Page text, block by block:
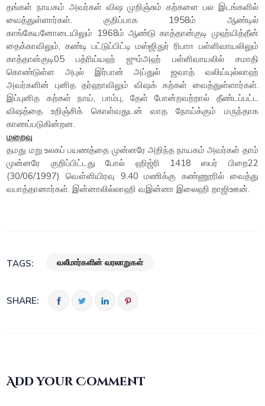
தங்கள் நாயகம் அவர்கள் விஷ முறிஞ்சும் கற்களை பல இடங்களில்
வைத்துள்ளார்கள். குறிப்பாக 1958ம் ஆண்டில்
காங்கேயனோடையிலும் 1968ம் ஆண்டு காத்தான்குடி முஹ்யித்தீன்
தைக்காவிலும், கண்டி பட்டுப்பிட்டி மஸ்ஜிதுர் ரிபாஈ பள்ளிவாயலிலும்
காத்தான்குடி05 பத்ரிய்யஹ் ஜும்அஹ் பள்ளிவாயலில் சமாதி
கொண்டுள்ள அபுல் இர்பான் அப்துல் ஜவாத் வலிய்யுல்லாஹ்
அவர்களின் புனித தர்ஹாவிலும் விஷக் கற்கள் வைத்துள்ளார்கள்.
இப்புனித கற்கள் நாய், பாம்பு, தேள் போன்றவற்றால் தீண்டப்பட்ட
விஷத்தை உறிஞ்சிக் கொள்வதுடன் வாத நோய்க்கும் மருந்தாக
காணப்படுகின்றன.
மறைவு
தமது மறு உலகப் பயணத்தை முன்னரே அறிந்த நாயகம் அவர்கள் தாம்
முன்னரே குறிப்பிட்டது போல் ஹிஜ்ரி 1418 ஸபர் பிறை22
(30/06/1997) வௌ்ளியிரவு 9.40 மணிக்கு கண்ணூரில் வைத்து
வபாத்தானார்கள். இன்னாலில்லாஹி வஇன்னா இலைஹி றாஜிஊன்.
TAGS: வலீமார்களின் வரலாறுகள்
SHARE:
Add your Comment